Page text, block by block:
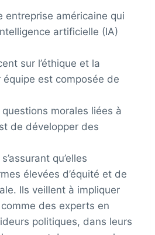
entreprise américaine qui
artificielle (IA)
sur l’éthique et la
est composée de
morales liées à
de développer des
qu’elles
élevées d’équité et de
Ils veillent à impliquer
des experts en
politiques, dans leurs